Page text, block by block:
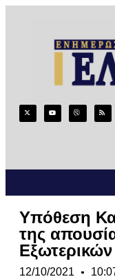
Υπόθεση
της
Εξωτερικών
12/10/2021